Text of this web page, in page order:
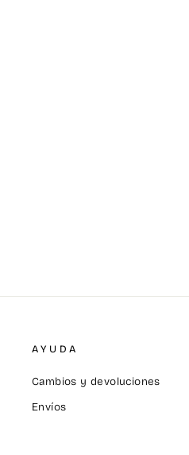
AYUDA
Cambios y devoluciones
Envíos